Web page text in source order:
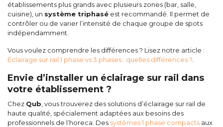
établissements plus grands avec plusieurs zones (bar, salle,
cuisine), un système triphasé est recommandé. Il permet de
contrôler ou de varier l’intensité de chaque groupe de spots
indépendamment.
Vous voulez comprendre les différences ? Lisez notre article :
Éclairage sur rail 1 phase vs 3 phases : quelles différences ?
Envie d’installer un éclairage sur rail dans
votre établissement ?
Chez Qub , vous trouverez des solutions d’éclairage sur rail de
haute qualité, spécialement adaptées aux besoins des
professionnels de l’horeca. Des systèmes 1 phase compacts aux